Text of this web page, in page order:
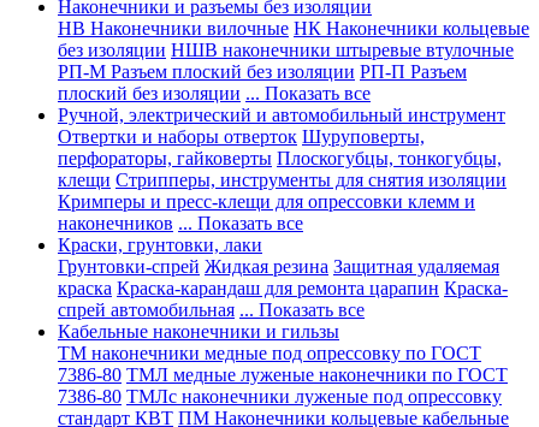
Наконечники и разъемы без изоляции
НВ Наконечники вилочные НК Наконечники кольцевые
без изоляции НШВ наконечники штыревые втулочные
РП-М Разъем плоский без изоляции РП-П Разъем
плоский без изоляции ... Показать все
Ручной, электрический и автомобильный инструмент
Отвертки и наборы отверток Шуруповерты,
перфораторы, гайковерты Плоскогубцы, тонкогубцы,
клещи Стрипперы, инструменты для снятия изоляции
Кримперы и пресс-клещи для опрессовки клемм и
наконечников ... Показать все
Краски, грунтовки, лаки
Грунтовки-спрей Жидкая резина Защитная удаляемая
краска Краска-карандаш для ремонта царапин Краска-
спрей автомобильная ... Показать все
Кабельные наконечники и гильзы
ТМ наконечники медные под опрессовку по ГОСТ
7386-80 ТМЛ медные луженые наконечники по ГОСТ
7386-80 ТМЛс наконечники луженые под опрессовку
стандарт КВТ ПМ Наконечники кольцевые кабельные